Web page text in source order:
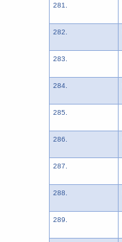
281.
282.
283.
284.
285.
286.
287.
288.
289.